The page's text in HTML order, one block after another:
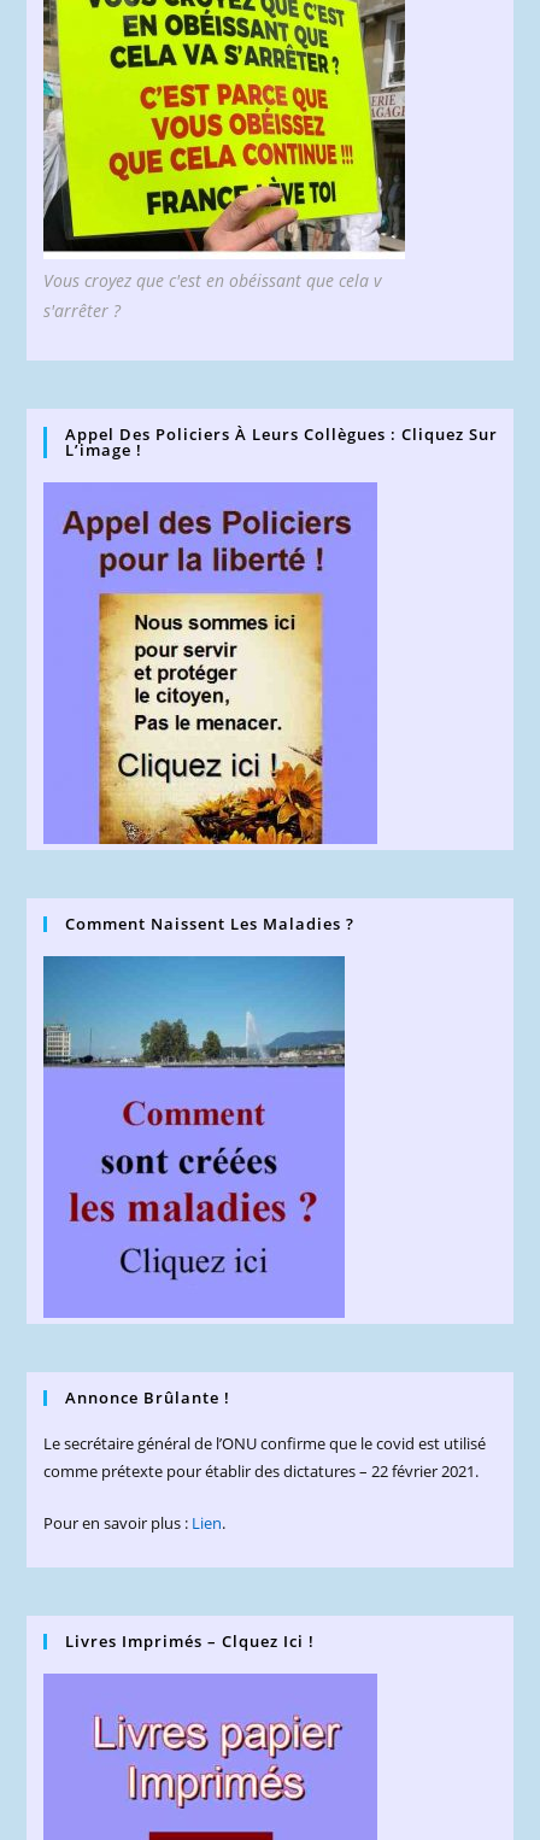
Vous croyez que c'est en obéissant que cela v
s'arrêter ?
Appel Des Policiers À Leurs Collègues : Cliquez Sur
L’image !
Comment Naissent Les Maladies ?
Annonce Brûlante !
Le secrétaire général de l’ONU confirme que le covid est utilisé
comme prétexte pour établir des dictatures – 22 février 2021.
Pour en savoir plus : Lien.
Livres Imprimés – Clquez Ici !